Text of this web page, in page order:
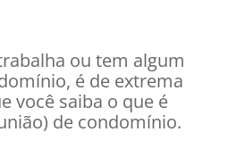
ou tem algum
é de extrema
você saiba o que é
de condomínio.